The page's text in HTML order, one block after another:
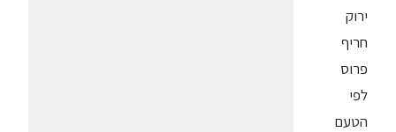
ירוק
חריף
פרוס
לפי
הטעם